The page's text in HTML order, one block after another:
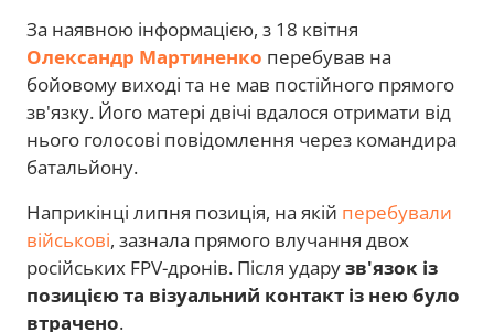
За наявною інформацією, з 18 квітня
Олександр Мартиненко перебував на
бойовому виході та не мав постійного прямого
зв'язку. Його матері двічі вдалося отримати від
нього голосові повідомлення через командира
батальйону.
Наприкінці липня позиція, на якій перебували
військові, зазнала прямого влучання двох
російських FPV-дронів. Після ударузв'язок із
позицією та візуальний контакт із нею було
втрачено.